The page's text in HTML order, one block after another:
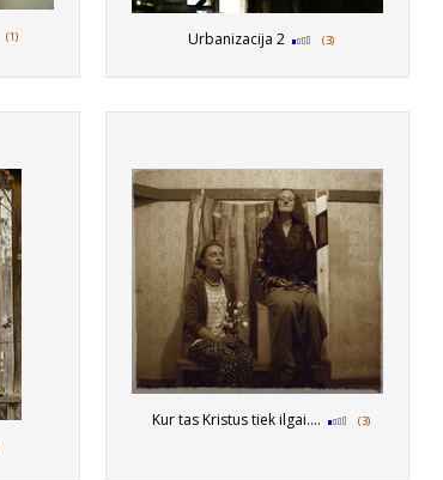
(1) Urbanizacija 2 (3)
Kur tas Kristus tiek ilgai.... (3)